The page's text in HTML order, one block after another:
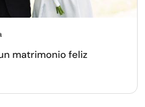
matrimonio feliz